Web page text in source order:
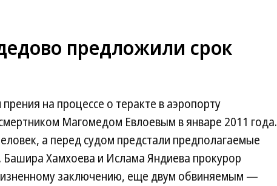
предложили срок
на процессе о теракте в аэропорту
Магомедом Евлоевым в январе 2011 года.
а перед судом предстали предполагаемые
Башира Хамхоева и Ислама Яндиева прокурор
заключению, еще двум обвиняемым —